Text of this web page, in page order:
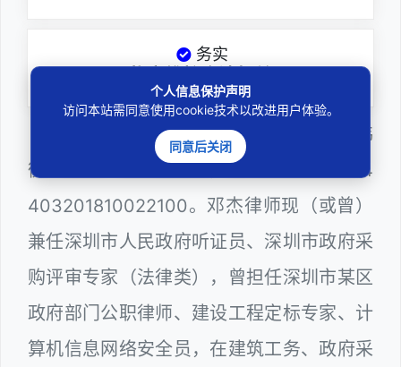
务实
邓杰律师，法律硕士，执业于北京市炜
衡（深圳）律师事务所，律师执业证号为14
403201810022100。邓杰律师现（或曾）
兼任深圳市人民政府听证员、深圳市政府采
购评审专家（法律类），曾担任深圳市某区
政府部门公职律师、建设工程定标专家、计
算机信息网络安全员，在建筑工务、政府采
个人信息保护声明
访问本站需同意使用cookie技术以改进用户体验。
同意后关闭